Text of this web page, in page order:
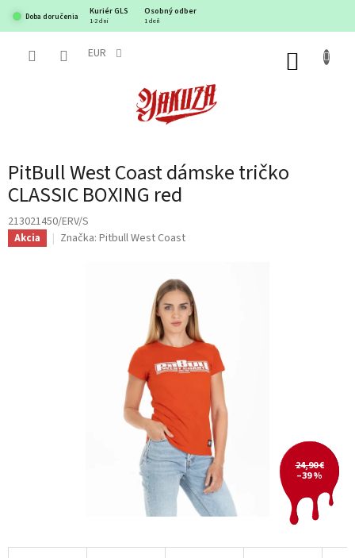
obsah
Doba doručenia
Kuriér GLS Osobný odber
1-2 dni 1 deň
EUR
PitBull West Coast dámske tričko
CLASSIC BOXING red
213021450/ERV/S
Akcia Značka: Pitbull West Coast
24,90 €
–39 %